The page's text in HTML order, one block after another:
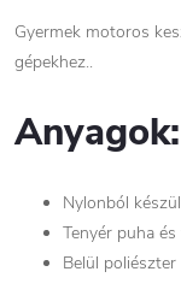
Gyermek motoros
gépekhez..
Anyagok:
Nylonból
Tenyér puha
Belül